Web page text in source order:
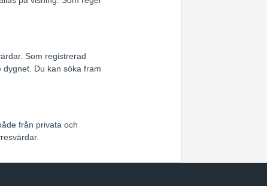
Som registrerad
Du kan söka fram
från privata och